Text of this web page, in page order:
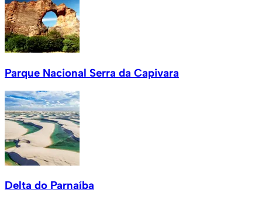
Parque Nacional Serra da Capivara
Delta do Parnaíba